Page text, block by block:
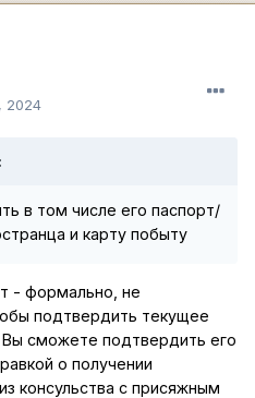
2024
в том числе его паспорт/
и карту побыту
- формально, не
подтвердить текущее
сможете подтвердить его
о получении
консульства с присяжным